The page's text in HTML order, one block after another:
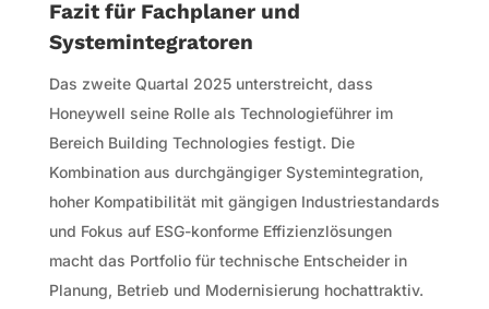
Fazit für Fachplaner und
Systemintegratoren
Das zweite Quartal 2025 unterstreicht, dass
Honeywell seine Rolle als Technologieführer im
Bereich Building Technologies festigt. Die
Kombination aus durchgängiger Systemintegration,
hoher Kompatibilität mit gängigen Industriestandards
und Fokus auf ESG-konforme Effizienzlösungen
macht das Portfolio für technische Entscheider in
Planung, Betrieb und Modernisierung hochattraktiv.